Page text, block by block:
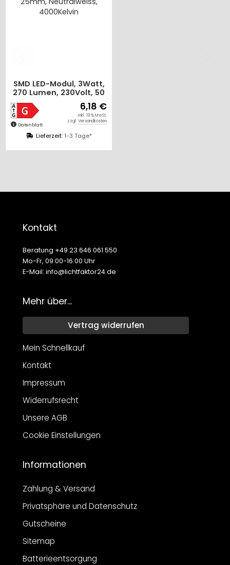
SMD LED-Modul, 3Watt,
270 Lumen, 230Volt, 50
x 25mm, Neutralweiss,
4000Kelvin
Lieferzeit:1-3 Tage*
Datenblatt
6,18 €
inkl. 19 % MwSt.
zzgl. Versandkosten
Kontakt
Beratung +49 23 646 061 550
Mo-Fr, 09:00-16:00 Uhr
E-Mail: info@lichtfaktor24.de
Mehr über...
Vertrag widerrufen
Mein Schnellkauf
Kontakt
Impressum
Widerrufsrecht
Unsere AGB
Cookie Einstellungen
Informationen
Zahlung & Versand
Privatsphäre und Datenschutz
Gutscheine
Sitemap
Batterieentsorgung